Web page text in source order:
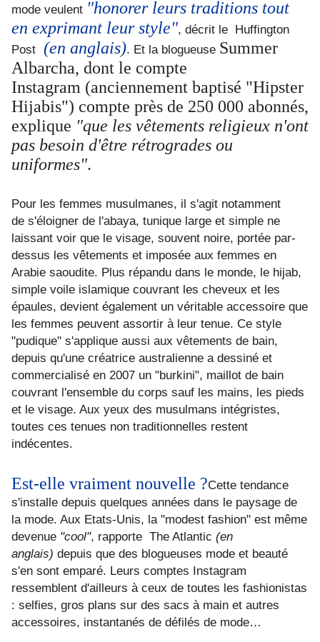
mode veulent "honorer leurs traditions tout
en exprimant leur style", décrit le Huffington
Post (en anglais). Et la blogueuse Summer
Albarcha, dont le compte
Instagram (anciennement baptisé "Hipster
Hijabis") compte près de 250 000 abonnés,
explique "que les vêtements religieux n'ont
pas besoin d'être rétrogrades ou
uniformes".
Pour les femmes musulmanes, il s'agit notamment
de s'éloigner de l'abaya, tunique large et simple ne
laissant voir que le visage, souvent noire, portée par-
dessus les vêtements et imposée aux femmes en
Arabie saoudite. Plus répandu dans le monde, le hijab,
simple voile islamique couvrant les cheveux et les
épaules, devient également un véritable accessoire que
les femmes peuvent assortir à leur tenue. Ce style
"pudique" s'applique aussi aux vêtements de bain,
depuis qu'une créatrice australienne a dessiné et
commercialisé en 2007 un "burkini", maillot de bain
couvrant l'ensemble du corps sauf les mains, les pieds
et le visage. Aux yeux des musulmans intégristes,
toutes ces tenues non traditionnelles restent
indécentes.
Est-elle vraiment nouvelle ?Cette tendance
s'installe depuis quelques années dans le paysage de
la mode. Aux Etats-Unis, la "modest fashion" est même
devenue "cool", rapporte The Atlantic (en
anglais) depuis que des blogueuses mode et beauté
s'en sont emparé. Leurs comptes Instagram
ressemblent d'ailleurs à ceux de toutes les fashionistas
: selfies, gros plans sur des sacs à main et autres
accessoires, instantanés de défilés de mode…